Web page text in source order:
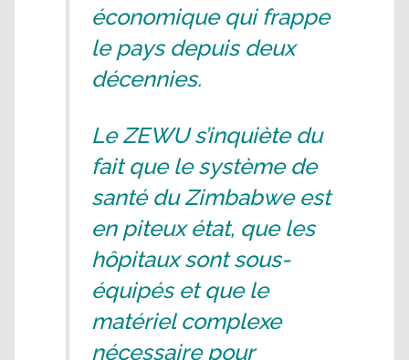
économique qui frappe
le pays depuis deux
décennies.
Le ZEWU s’inquiète du
fait que le système de
santé du Zimbabwe est
en piteux état, que les
hôpitaux sont sous-
équipés et que le
matériel complexe
nécessaire pour